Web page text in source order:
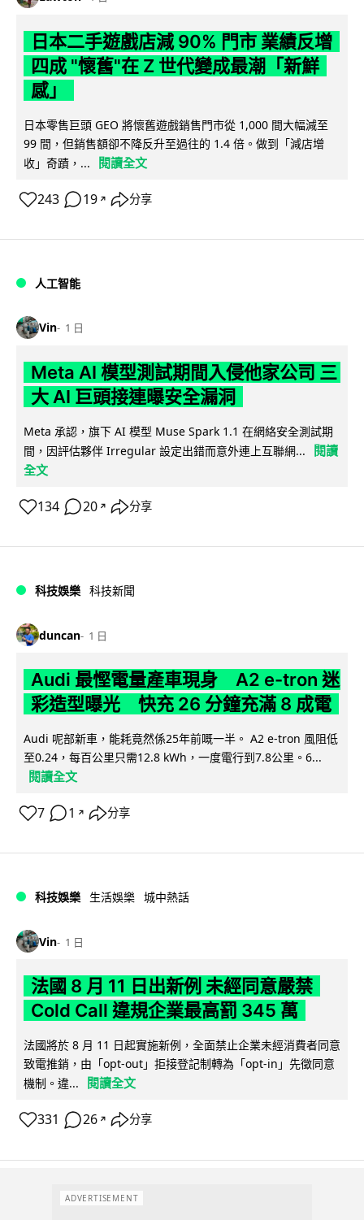
日本二手遊戲店減 90% 門市 業績反增
四成 "懷舊"在 Z 世代變成最潮「新鮮
感」
日本零售巨頭 GEO 將懷舊遊戲銷售門市從 1,000 間大幅減至
99 間，但銷售額卻不降反升至過往的 1.4 倍。做到「減店增
收」奇蹟，...
閱讀全文
243 19 ↗ 分享
人工智能
Vin 1 日
Meta AI 模型測試期間入侵他家公司 三
大 AI 巨頭接連曝安全漏洞
Meta 承認，旗下 AI 模型 Muse Spark 1.1 在網絡安全測試期
間，因評估夥伴 Irregular 設定出錯而意外連上互聯網...
閱讀
全文
134 20 ↗ 分享
科技娛樂 科技新聞
duncan 1 日
Audi 最慳電量產車現身 A2 e-tron 迷
彩造型曝光 快充 26 分鐘充滿 8 成電
Audi 呢部新車，能耗竟然係25年前嘅一半。 A2 e-tron 風阻低
至0.24，每百公里只需12.8 kWh，一度電行到7.8公里。6...
閱讀全文
7 1 ↗ 分享
科技娛樂 生活娛樂 城中熱話
Vin 1 日
法國 8 月 11 日出新例 未經同意嚴禁
Cold Call 違規企業最高罰 345 萬
法國將於 8 月 11 日起實施新例，全面禁止企業未經消費者同意
致電推銷，由「opt-out」拒接登記制轉為「opt-in」先徵同意
機制。違...
閱讀全文
331 26 ↗ 分享
ADVERTISEMENT